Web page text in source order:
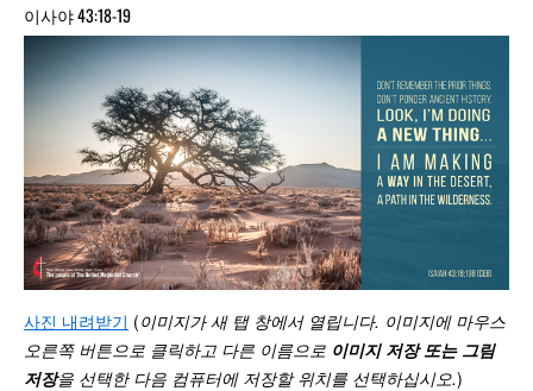
이사야 43:18-19
사진 내려받기 (이미지가 새 탭 창에서 열립니다. 이미지에 마우스
오른쪽 버튼으로 클릭하고 다른 이름으로 이미지 저장 또는 그림
저장을 선택한 다음 컴퓨터에 저장할 위치를 선택하십시오.)